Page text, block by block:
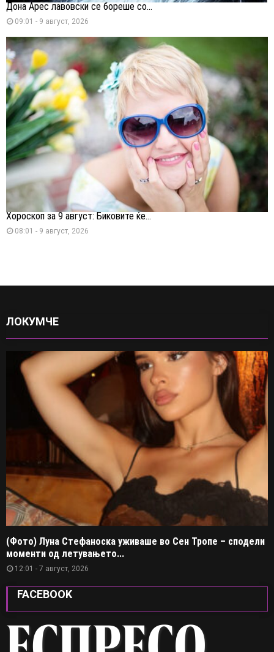
Дона Арес лавовски се бореше со...
09:01 - 9 август, 2026
Хороскоп за 9 август: Биковите ќе...
08:01 - 9 август, 2026
ЛОКУМЧЕ
(Фото) Луна Стефаноска уживаше во Сен Тропе – сподели
моменти од летувањето...
12:01 - 7 август, 2026
FACEBOOK